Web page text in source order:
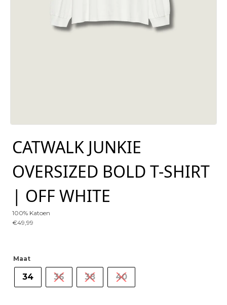
CATWALK JUNKIE
OVERSIZED BOLD T-SHIRT
| OFF WHITE
100% Katoen
€49,99
Maat
34 36 38 40